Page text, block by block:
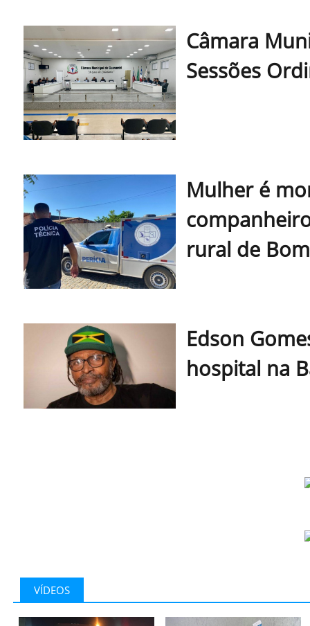
Câmara
Sessões
Mulher é
rural de
Edson
hospital na
VÍDEOS